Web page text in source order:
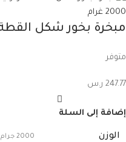
مبخرة بخور شكل
متوفر
247.77 ر.س
إضافة إلى السلة
الوزن 2000 جرام